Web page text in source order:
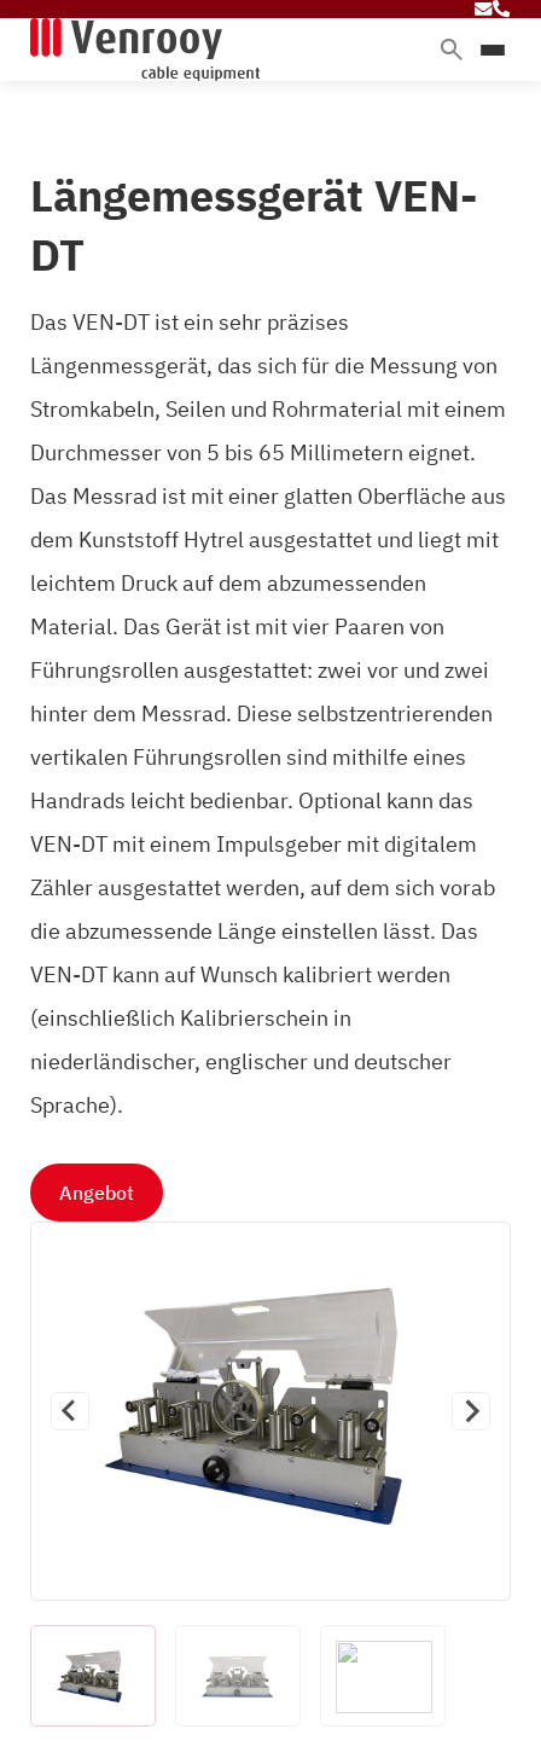
Branchen
Blog
Längemessgerät VEN-
DT
Das VEN-DT ist ein sehr präzises
Längenmessgerät, das sich für die Messung von
Stromkabeln, Seilen und Rohrmaterial mit einem
Durchmesser von 5 bis 65 Millimetern eignet.
Das Messrad ist mit einer glatten Oberfläche aus
dem Kunststoff Hytrel ausgestattet und liegt mit
leichtem Druck auf dem abzumessenden
Material. Das Gerät ist mit vier Paaren von
Führungsrollen ausgestattet: zwei vor und zwei
hinter dem Messrad. Diese selbstzentrierenden
vertikalen Führungsrollen sind mithilfe eines
Handrads leicht bedienbar. Optional kann das
VEN-DT mit einem Impulsgeber mit digitalem
Zähler ausgestattet werden, auf dem sich vorab
die abzumessende Länge einstellen lässt. Das
VEN-DT kann auf Wunsch kalibriert werden
(einschließlich Kalibrierschein in
niederländischer, englischer und deutscher
Sprache).
Angebot